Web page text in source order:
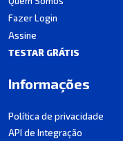
Fazer Login
Assine
TESTAR GRÁTIS
Informações
Política de privacidade
API de Integração